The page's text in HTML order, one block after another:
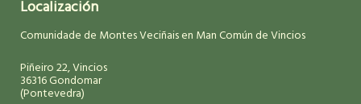
Localización
Comunidade de Montes Veciñais en Man Común de Vincios
Piñeiro 22, Vincios
36316 Gondomar
(Pontevedra)